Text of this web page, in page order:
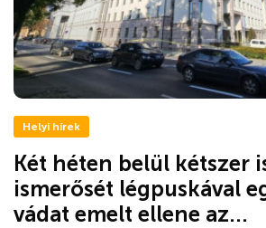
Helyi hírek
Két héten belül kétszer
ismerősét légpuskával
vádat emelt ellene az...